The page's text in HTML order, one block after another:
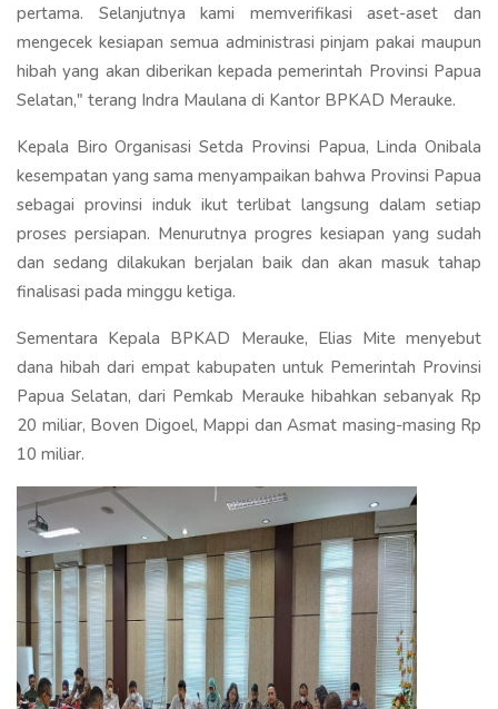
pertama. Selanjutnya kami memverifikasi aset-aset dan
mengecek kesiapan semua administrasi pinjam pakai maupun
hibah yang akan diberikan kepada pemerintah Provinsi Papua
Selatan," terang Indra Maulana di Kantor BPKAD Merauke.
Kepala Biro Organisasi Setda Provinsi Papua, Linda Onibala
kesempatan yang sama menyampaikan bahwa Provinsi Papua
sebagai provinsi induk ikut terlibat langsung dalam setiap
proses persiapan. Menurutnya progres kesiapan yang sudah
dan sedang dilakukan berjalan baik dan akan masuk tahap
finalisasi pada minggu ketiga.
Sementara Kepala BPKAD Merauke, Elias Mite menyebut
dana hibah dari empat kabupaten untuk Pemerintah Provinsi
Papua Selatan, dari Pemkab Merauke hibahkan sebanyak Rp
20 miliar, Boven Digoel, Mappi dan Asmat masing-masing Rp
10 miliar.